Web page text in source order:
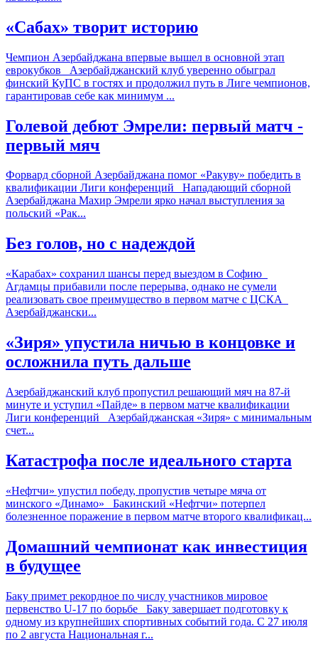
«Сабах» творит историю
Чемпион Азербайджана впервые вышел в основной этап
еврокубков Азербайджанский клуб уверенно обыграл
финский КуПС в гостях и продолжил путь в Лиге чемпионов,
гарантировав себе как минимум ...
Голевой дебют Эмрели: первый матч -
первый мяч
Форвард сборной Азербайджана помог «Ракуву» победить в
квалификации Лиги конференций Нападающий сборной
Азербайджана Махир Эмрели ярко начал выступления за
польский «Рак...
Без голов, но с надеждой
«Карабах» сохранил шансы перед выездом в Софию
Агдамцы прибавили после перерыва, однако не сумели
реализовать свое преимущество в первом матче с ЦСКА
Азербайджански...
«Зиря» упустила ничью в концовке и
осложнила путь дальше
Азербайджанский клуб пропустил решающий мяч на 87-й
минуте и уступил «Пайде» в первом матче квалификации
Лиги конференций Азербайджанская «Зиря» с минимальным
счет...
Катастрофа после идеального старта
«Нефтчи» упустил победу, пропустив четыре мяча от
минского «Динамо» Бакинский «Нефтчи» потерпел
болезненное поражение в первом матче второго квалификац...
Домашний чемпионат как инвестиция
в будущее
Баку примет рекордное по числу участников мировое
первенство U-17 по борьбе Баку завершает подготовку к
одному из крупнейших спортивных событий года. С 27 июля
по 2 августа Национальная г...